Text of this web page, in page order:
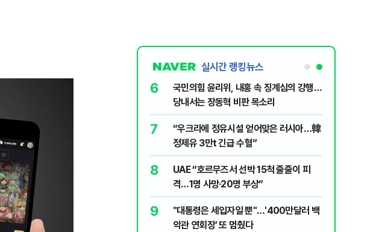
실시간 랭킹뉴스
이란 최고지도자 ‘위독설’…“언제 사망해
도 이상하지 않다”
송영길·김민석, '조희대 탄핵' 외치자…與
법사위원들 "즉시 대법관 제청하라"
'7번째 도전' KDB생명 누가 품나…흥국·
한투·한화 '3색 셈법'
6
국민의힘 윤리위, 내홍 속 징계심의 강행…
당내서는 장동혁 비판 목소리
7
“우크라에 정유시설 얻어맞은 러시아…韓
정제유 3만t 긴급 수혈”
8
UAE “호르무즈서 선박 15척 줄줄이 피
격…1명 사망·20명 부상”
9
"대통령은 세입자일 뿐"…'400만달러 백
악관 연회장' 또 멈췄다